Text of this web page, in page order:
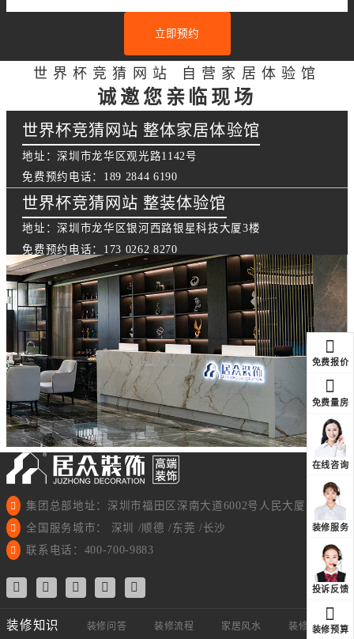
立即预约
世界杯竞猜网站 自营家居体验馆
诚邀您亲临现场
世界杯竞猜网站 整体家居体验馆
地址：深圳市龙华区观光路1142号
免费预约电话：189 2844 6190
世界杯竞猜网站 整装体验馆
地址：深圳市龙华区银河西路银星科技大厦3楼
免费预约电话：173 0262 8270
免费报价
免费量房
在线咨询
装修服务
投诉反馈
装修预算
集团总部地址：深圳市福田区深南大道6002号人民大厦11楼
全国服务城市： 深圳 /顺德 /东莞 /长沙
联系电话：400-700-9883
装修知识 装修问答 装修流程 家居风水 装修视频